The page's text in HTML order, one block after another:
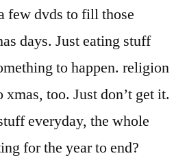
few dvds to fill those
days. Just eating stuff
to happen. religion
too. Just don’t get it.
everyday, the whole
for the year to end?